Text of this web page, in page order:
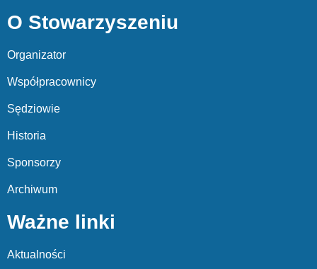
O Stowarzyszeniu
Organizator
Współpracownicy
Sędziowie
Historia
Sponsorzy
Archiwum
Ważne linki
Aktualności